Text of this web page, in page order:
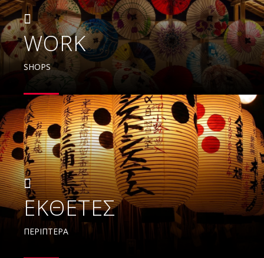
WORK
SHOPS
EKΘΕΤΕΣ
ΠΕΡΙΠΤΕΡΑ